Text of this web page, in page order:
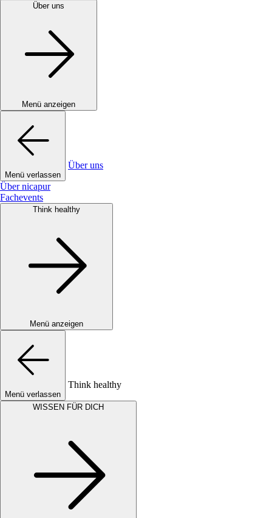
Über uns
Menü anzeigen
Menü verlassen
Über uns
Über nicapur
Fachevents
Think healthy
Menü anzeigen
Menü verlassen
Think healthy
WISSEN FÜR DICH